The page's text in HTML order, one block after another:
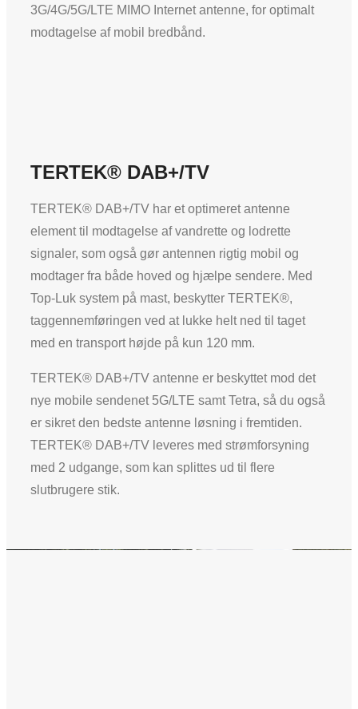
3G/4G/5G/LTE MIMO Internet antenne, for optimalt
modtagelse af mobil bredbånd.
TERTEK® DAB+/TV
TERTEK® DAB+/TV har et optimeret antenne
element til modtagelse af vandrette og lodrette
signaler, som også gør antennen rigtig mobil og
modtager fra både hoved og hjælpe sendere. Med
Top-Luk system på mast, beskytter TERTEK®,
taggennemføringen ved at lukke helt ned til taget
med en transport højde på kun 120 mm.
TERTEK® DAB+/TV antenne er beskyttet mod det
nye mobile sendenet 5G/LTE samt Tetra, så du også
er sikret den bedste antenne løsning i fremtiden.
TERTEK® DAB+/TV leveres med strømforsyning
med 2 udgange, som kan splittes ud til flere
slutbrugere stik.